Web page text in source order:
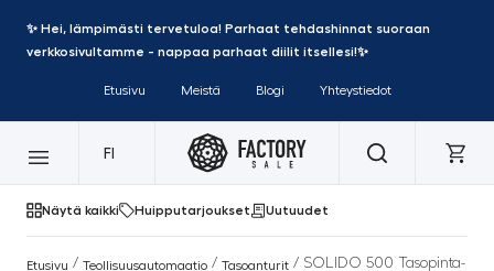
✨ Hei, lämpimästi tervetuloa! Parhaat tehdashinnat suoraan
verkkosivultamme - nappaa parhaat diilit itsellesi!✨
Etusivu Meistä Blogi Yhteystiedot
FI
Näytä kaikki Huipputarjoukset Uutuudet
Etusivu / Teollisuusautomaatio / Tasoanturit / SOLIDO 500 Tasopinta-